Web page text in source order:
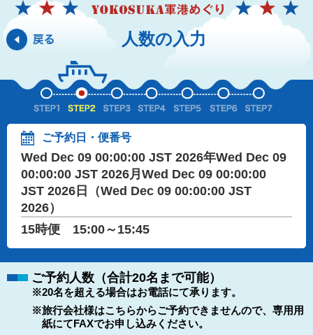
人数の入力
ご予約日・便番号
Wed Dec 09 00:00:00 JST 2026年Wed Dec 09
00:00:00 JST 2026月Wed Dec 09 00:00:00
JST 2026日（Wed Dec 09 00:00:00 JST
2026）
15時便 15:00～15:45
ご予約人数（合計20名まで可能）
※20名を超える場合はお電話にて承ります。
※旅行会社様はこちらからご予約できませんので、専用用
紙にてFAXでお申し込みください。